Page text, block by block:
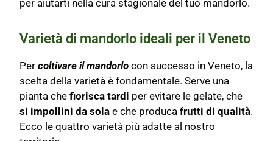
per aiutarti nella cura stagionale del tuo mandorlo.
Varietà di mandorlo ideali per il Veneto
Per coltivare il mandorlo con successo in Veneto, la
scelta della varietà è fondamentale. Serve una
pianta chefiorisca tardi per evitare le gelate, che
si impollini da sola e che producafrutti di qualità.
Ecco le quattro varietà più adatte al nostro